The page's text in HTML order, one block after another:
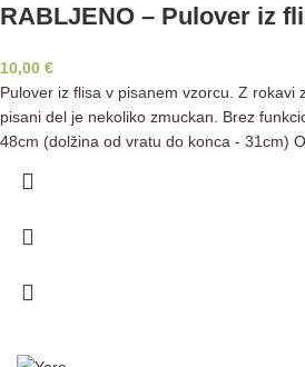
RABLJENO – Pulover iz
10,00 €
Pulover iz flisa v pisanem vzorcu. Z rokavi
pisani del je nekoliko zmuckan. Brez
48cm (dolžina od vratu do konca - 31cm)